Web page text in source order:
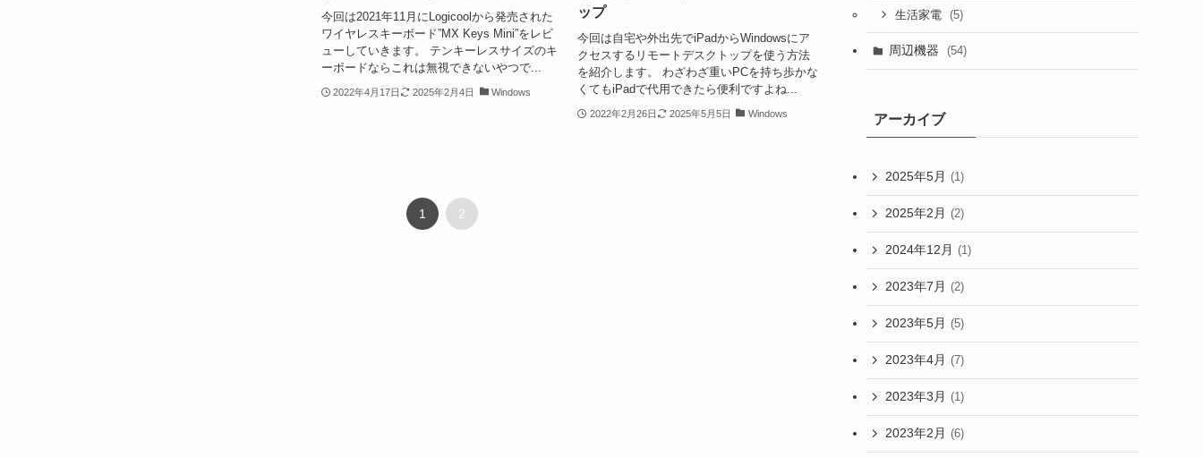
今回は2021年11月にLogicoolから発売された
ワイヤレスキーボード”MX Keys Mini”をレビ
ューしていきます。 テンキーレスサイズのキ
ーボードならこれは無視できないやつで...
2022年4月17日 2025年2月4日 Windows
ップ
今回は自宅や外出先でiPadからWindowsにア
クセスするリモートデスクトップを使う方法
を紹介します。 わざわざ重いPCを持ち歩かな
くてもiPadで代用できたら便利ですよね...
2022年2月26日 2025年5月5日 Windows
1 2
生活家電 (5)
周辺機器 (54)
アーカイブ
2025年5月 (1)
2025年2月 (2)
2024年12月 (1)
2023年7月 (2)
2023年5月 (5)
2023年4月 (7)
2023年3月 (1)
2023年2月 (6)